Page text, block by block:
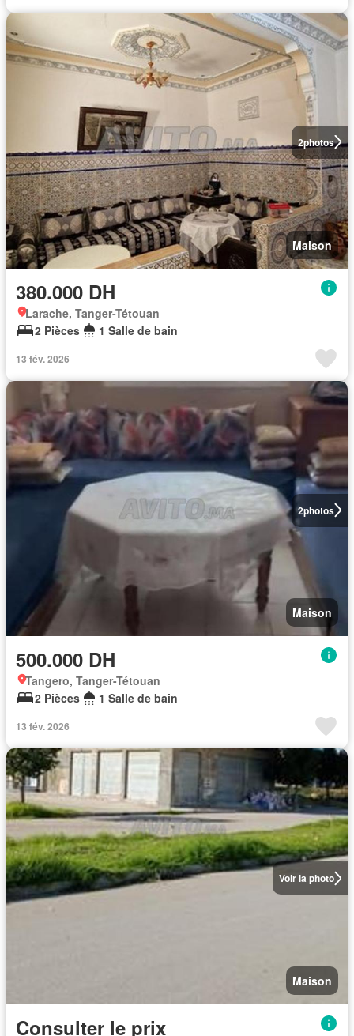
2photos
Maison
380.000 DH
Larache, Tanger-Tétouan
2 Pièces
1 Salle de bain
13 fév. 2026
2photos
Maison
500.000 DH
Tangero, Tanger-Tétouan
2 Pièces
1 Salle de bain
13 fév. 2026
Voir la photo
Maison
Consulter le prix